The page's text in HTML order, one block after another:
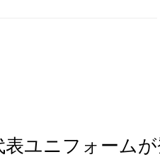
ユニフォーム